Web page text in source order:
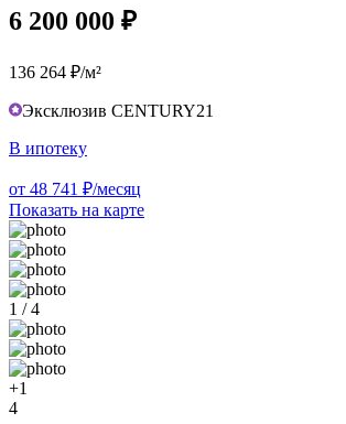
6 200 000 ₽
136 264 ₽/м²
Эксклюзив CENTURY21
В ипотеку
от 48 741 ₽/месяц
Показать на карте
1 / 4
+1
4